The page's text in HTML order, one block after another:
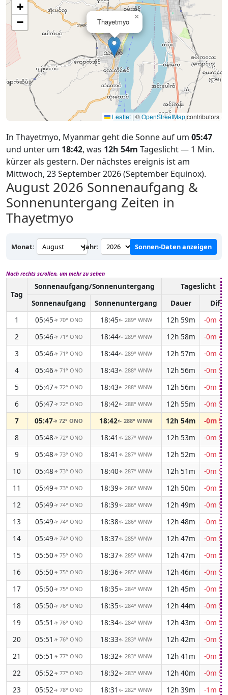
Thayetmyo
×
+
−
Leaflet | ©OpenStreetMapcontributors
In Thayetmyo, Myanmar geht die Sonne auf um 05:47
und unter um 18:42, was 12h 54m Tageslicht — 1 Min.
kürzer als gestern. Der nächstes ereignis ist am
Mittwoch, 23 September 2026 (September Equinox).
August 2026 Sonnenaufgang &
Sonnenuntergang Zeiten in
Thayetmyo
Monat: Jahr: Sonnen-Daten anzeigen
Nach rechts scrollen, um mehr zu sehen
Tag
Sonnenaufgang/Sonnenuntergang
Tageslicht
Sonnenaufgang
Sonnenuntergang Dauer
Diff.
1
05:45↑ 70° ONO 18:45↑ 289° WNW 12h 59m
-0m
2
05:46↑ 71° ONO 18:44↑ 289° WNW 12h 58m
-0m
3
05:46↑ 71° ONO 18:44↑ 289° WNW 12h 57m
-0m
4
05:46↑ 71° ONO 18:43↑ 288° WNW 12h 56m
-0m
5
05:47↑ 72° ONO 18:43↑ 288° WNW 12h 56m
-0m
6
05:47↑ 72° ONO 18:42↑ 288° WNW 12h 55m
-0m
7
05:47↑72° ONO 18:42↑288° WNW 12h 54m
-0m
8
05:48↑ 72° ONO 18:41 ↑ 287° WNW 12h 53m
-0m
9
05:48↑ 73° ONO 18:41 ↑ 287° WNW 12h 52m
-0m
10
05:48↑ 73° ONO 18:40↑ 287° WNW 12h 51m
-0m
11
05:49↑ 73° ONO 18:39↑ 286° WNW 12h 50m
-0m
12
05:49↑ 74° ONO 18:39↑ 286° WNW 12h 49m
-0m
13
05:49↑ 74° ONO 18:38↑ 286° WNW 12h 48m
-0m
14
05:49↑ 74° ONO 18:37↑ 285° WNW 12h 47m
-0m
15
05:50↑ 75° ONO 18:37↑ 285° WNW 12h 47m
-0m
16
05:50↑ 75° ONO 18:36↑ 285° WNW 12h 46m
-0m
17
05:50↑ 75° ONO 18:35↑ 284° WNW 12h 45m
-0m
18
05:50↑ 76° ONO 18:35↑ 284° WNW 12h 44m
-0m
19
05:51 ↑ 76° ONO 18:34↑ 284° WNW 12h 43m
-0m
20
05:51 ↑ 76° ONO 18:33↑ 283° WNW 12h 42m
-0m
21
05:51 ↑ 77° ONO 18:32↑ 283° WNW 12h 41m
-0m
22
05:52↑ 77° ONO 18:32↑ 283° WNW 12h 40m
-0m
23
05:52↑ 78° ONO 18:31 ↑ 282° WNW 12h 39m
-1m